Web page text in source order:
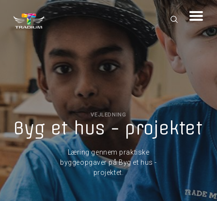
VEJLEDNING
Byg et hus - projektet
Læring gennem praktiske
byggeopgaver på Byg et hus -
projektet.